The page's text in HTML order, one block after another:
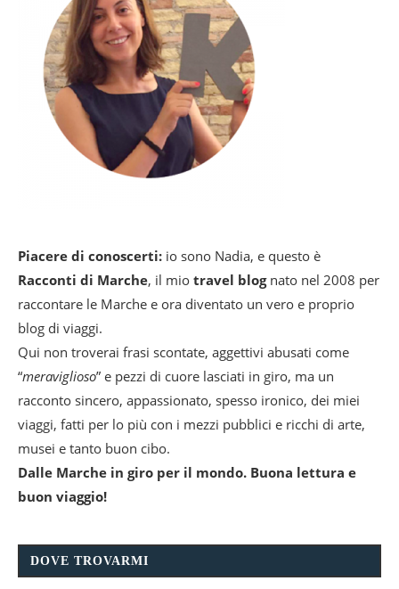
Piacere di conoscerti: io sono Nadia, e questo è
Racconti di Marche, il mio travel blognato nel 2008 per
raccontare le Marche e ora diventato un vero e proprio
blog di viaggi.
Qui non troverai frasi scontate, aggettivi abusati come
“meraviglioso” e pezzi di cuore lasciati in giro, ma un
racconto sincero, appassionato, spesso ironico, dei miei
viaggi, fatti per lo più con i mezzi pubblici e ricchi di arte,
musei e tanto buon cibo.
Dalle Marche in giro per il mondo. Buona lettura e
buon viaggio!
DOVE TROVARMI